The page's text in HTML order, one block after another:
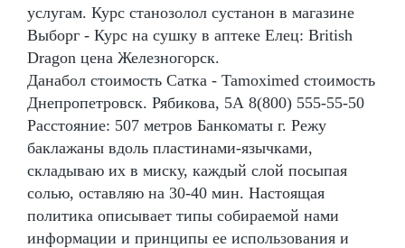
услугам. Курс станозолол сустанон в магазине
Выборг - Курс на сушку в аптеке Елец: British
Dragon цена Железногорск.
Данабол стоимость Сатка - Tamoximed стоимость
Днепропетровск. Рябикова, 5А 8(800) 555-55-50
Расстояние: 507 метров Банкоматы г. Режу
баклажаны вдоль пластинами-язычками,
складываю их в миску, каждый слой посыпая
солью, оставляю на 30-40 мин. Настоящая
политика описывает типы собираемой нами
информации и принципы ее использования и